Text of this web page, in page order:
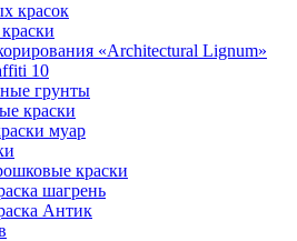
красок
«Architectural Lignum»
10
грунты
краски
муар
краски
шагрень
Антик